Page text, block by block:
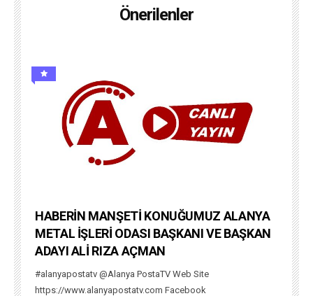
Önerilenler
HABERİN MANŞETİ KONUĞUMUZ ALANYA
METAL İŞLERİ ODASI BAŞKANI VE BAŞKAN
ADAYI ALİ RIZA AÇMAN
#alanyapostatv @Alanya PostaTV Web Site
https://www.alanyapostatv.com Facebook